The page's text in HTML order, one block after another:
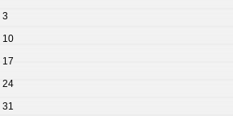
3
10
17
24
31